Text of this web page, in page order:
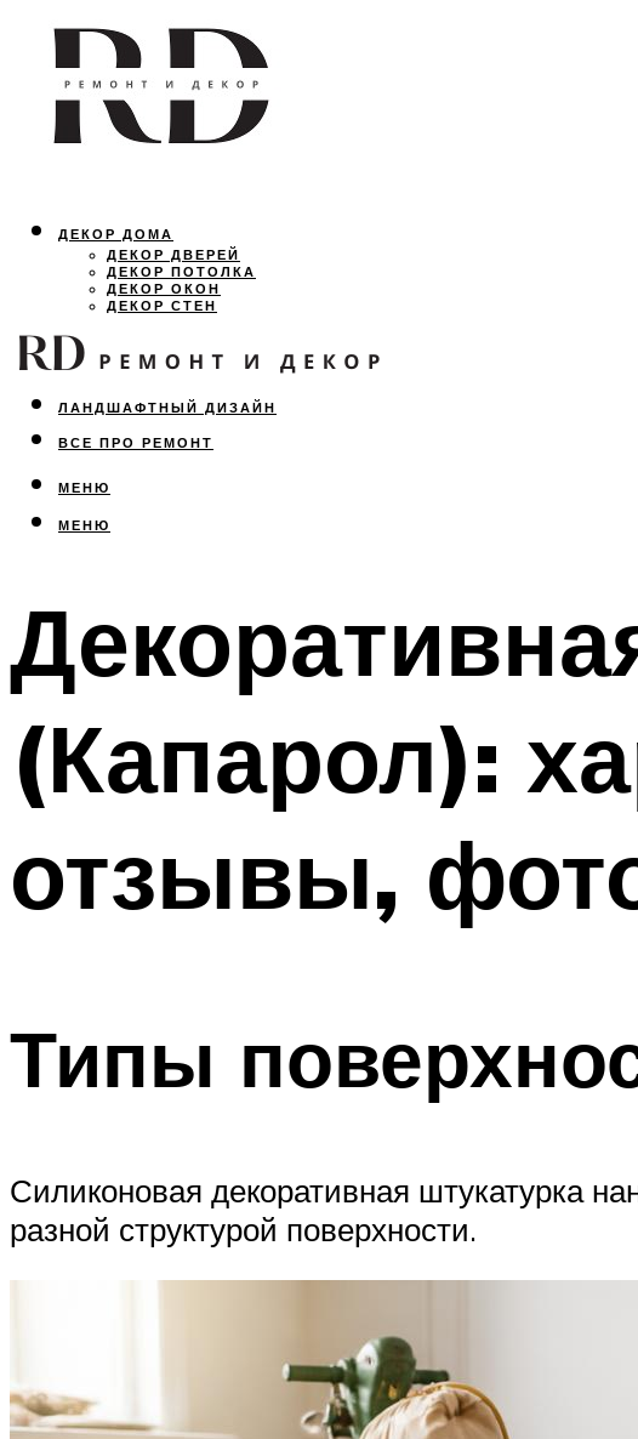
ДЕКОР ДОМА
ДЕКОР ДВЕРЕЙ
ДЕКОР ПОТОЛКА
ДЕКОР ОКОН
ДЕКОР СТЕН
ОСВЕЩЕНИЕ
ДИЗАЙН ИНТЕРЬЕРА
ЛАНДШАФТНЫЙ ДИЗАЙН
ВСЕ ПРО РЕМОНТ
МЕНЮ
МЕНЮ
(Капарол):
отзывы,
Типы
Силиконовая декоративная штукатурка
разной структурой поверхности.